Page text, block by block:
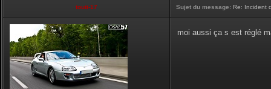
touti-17 Sujet du message: Re: Incident
moi aussi ça s est réglé